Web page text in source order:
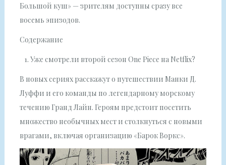
Большой куш» — зрителям доступны сразу все
восемь эпизодов.
Содержание
Уже смотрели второй сезон One Piece на Netflix?
В новых сериях расскажут о путешествии Манки Д.
Луффи и его команды по легендарному морскому
течению Гранд Лайн. Героям предстоит посетить
множество необычных мест и столкнуться с новыми
врагами, включая организацию «Барок Воркс».